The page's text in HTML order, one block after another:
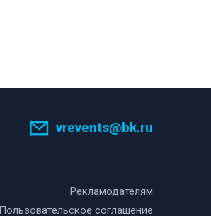
vrevents@bk.ru
Рекламодателям
Пользовательское соглашение